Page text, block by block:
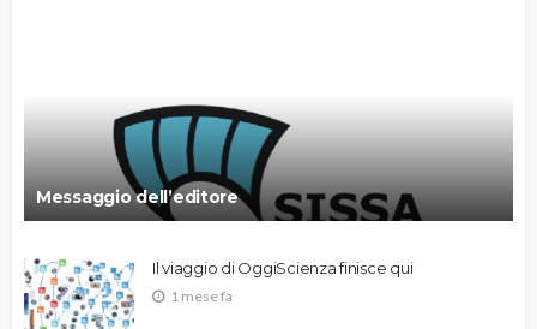
Messaggio dell’editore
Il viaggio di OggiScienza finisce qui
1 mese fa